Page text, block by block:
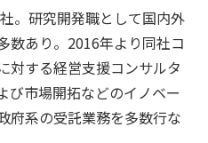
。研究開発職として国内外
数あり。2016年より同社コ
対する経営支援コンサルタ
び市場開拓などのイノベー
府系の受託業務を多数行な